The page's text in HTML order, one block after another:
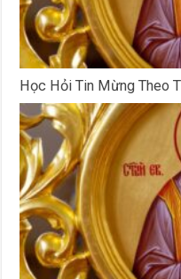
Học Hỏi Tin Mừng Theo